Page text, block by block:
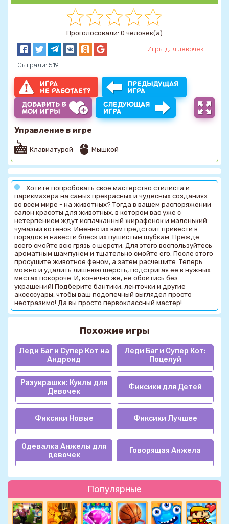
Популярные
Проголосовали: 0 человек(а)
Игры для девочек
Сыграли: 519
ИГРА
НЕ РАБОТАЕТ?
ПРЕДЫДУЩАЯ
ИГРА
ДОБАВИТЬ В
МОИ ИГРЫ
СЛЕДУЮЩАЯ
ИГРА
Управление в игре
Клавиатурой Мышкой
Хотите попробовать свое мастерство стилиста и
парикмахера на самых прекрасных и чудесных созданиях
во всем мире - на животных? Тогда в вашем распоряжении
салон красоты для животных, в котором вас уже с
нетерпением ждут испачканный жирафенок и маленький
чумазый котенок. Именно их вам предстоит привести в
порядок и навести блеск их пушистым шубкам. Прежде
всего смойте всю грязь с шерсти. Для этого воспользуйтесь
ароматным шампунем и тщательно смойте его. После этого
просушите животное феном, а затем расчешите. Теперь
можно и удалить лишнюю шерсть, подстригая её в нужных
местах покороче. И, конечно же, не обойтись без
украшений! Подберите бантики, ленточки и другие
аксессуары, чтобы ваш подопечный выглядел просто
неотразимо! Да вы просто первоклассный мастер!
Похожие игры
Леди Баг и Супер Кот на
Андроид
Леди Баг и Супер Кот:
Поцелуй
Разукрашки: Куклы для
Девочек
Фиксики для Детей
Фиксики Новые Фиксики Лучшее
Одевалка Анжелы для
девочек
Говорящая Анжела